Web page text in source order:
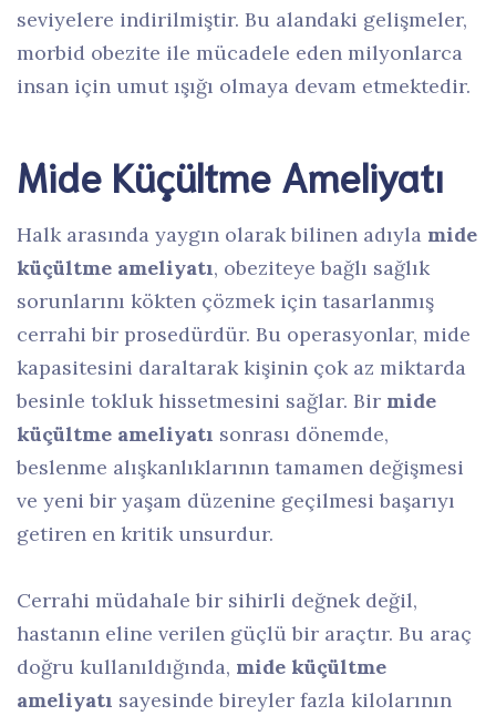
seviyelere indirilmiştir. Bu alandaki gelişmeler,
morbid obezite ile mücadele eden milyonlarca
insan için umut ışığı olmaya devam etmektedir.
Mide Küçültme Ameliyatı
Halk arasında yaygın olarak bilinen adıyla mide
küçültme ameliyatı, obeziteye bağlı sağlık
sorunlarını kökten çözmek için tasarlanmış
cerrahi bir prosedürdür. Bu operasyonlar, mide
kapasitesini daraltarak kişinin çok az miktarda
besinle tokluk hissetmesini sağlar. Bir mide
küçültme ameliyatı sonrası dönemde,
beslenme alışkanlıklarının tamamen değişmesi
ve yeni bir yaşam düzenine geçilmesi başarıyı
getiren en kritik unsurdur.
Cerrahi müdahale bir sihirli değnek değil,
hastanın eline verilen güçlü bir araçtır. Bu araç
doğru kullanıldığında, mide küçültme
ameliyatı sayesinde bireyler fazla kilolarının